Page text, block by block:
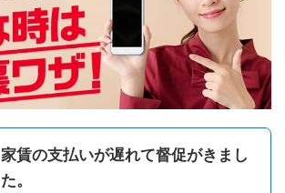
家賃の支払いが遅れて督促がきまし
た。